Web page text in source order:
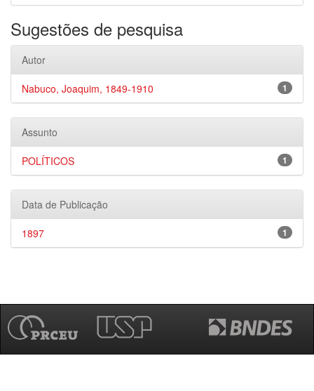
Sugestões de pesquisa
Autor
1
Nabuco, Joaquim, 1849-1910
Assunto
1
POLÍTICOS
Data de Publicação
1
1897